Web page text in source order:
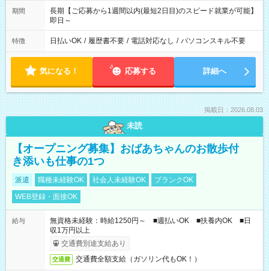
期間
長期【ご応募から1週間以内(最短2日目)のスピード就業が可能】
即日～
特徴 日払いOK / 履歴書不要 / 電話対応なし / パソコンスキル不要
気になる！ 応募する 詳細へ
掲載日：2026.08.03
未読
【オープニング募集】おばあちゃんのお散歩付
き添いも仕事の1つ
派遣 職種未経験OK 社会人未経験OK
ブランクOK
WEB登録・面接OK
給与
無資格未経験：時給1250円～ ■週払いOK ■扶養内OK ■日
収1万円以上
交通費別途支給あり
交通費 交通費全額支給（ガソリン代もOK！）